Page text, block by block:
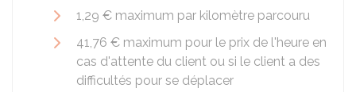
1,29 € maximum par kilomètre parcouru
41,76 € maximum pour le prix de l'heure en
cas d'attente du client ou si le client a des
difficultés pour se déplacer